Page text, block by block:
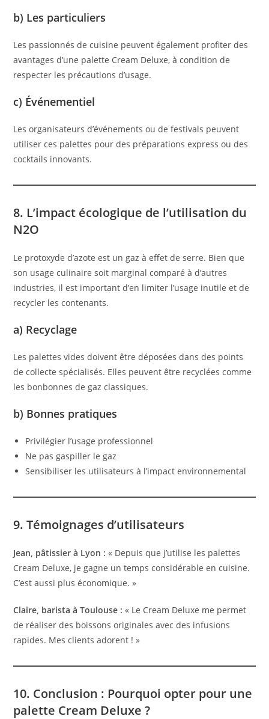
b) Les particuliers
Les passionnés de cuisine peuvent également profiter des
avantages d’une palette Cream Deluxe, à condition de
respecter les précautions d’usage.
c) Événementiel
Les organisateurs d’événements ou de festivals peuvent
utiliser ces palettes pour des préparations express ou des
cocktails innovants.
8. L’impact écologique de l’utilisation du
N2O
Le protoxyde d’azote est un gaz à effet de serre. Bien que
son usage culinaire soit marginal comparé à d’autres
industries, il est important d’en limiter l’usage inutile et de
recycler les contenants.
a) Recyclage
Les palettes vides doivent être déposées dans des points
de collecte spécialisés. Elles peuvent être recyclées comme
les bonbonnes de gaz classiques.
b) Bonnes pratiques
Privilégier l’usage professionnel
Ne pas gaspiller le gaz
Sensibiliser les utilisateurs à l’impact environnemental
9. Témoignages d’utilisateurs
Jean, pâtissier à Lyon : « Depuis que j’utilise les palettes
Cream Deluxe, je gagne un temps considérable en cuisine.
C’est aussi plus économique. »
Claire, barista à Toulouse : « Le Cream Deluxe me permet
de réaliser des boissons originales avec des infusions
rapides. Mes clients adorent ! »
10. Conclusion : Pourquoi opter pour une
palette Cream Deluxe ?